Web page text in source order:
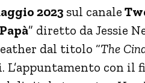
2023 sul canale
” diretto da Jessie
dal titolo “The
con il